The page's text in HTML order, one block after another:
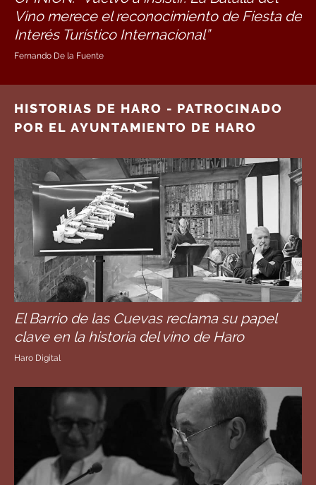
Vino merece el reconocimiento de Fiesta de
Interés Turístico Internacional”
Fernando De la Fuente
HISTORIAS DE HARO - PATROCINADO
POR EL AYUNTAMIENTO DE HARO
El Barrio de las Cuevas reclama su papel
clave en la historia del vino de Haro
Haro Digital